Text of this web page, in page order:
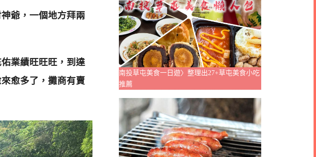
爺，一個地方拜兩
業績旺旺旺， 到達
愈多了， 攤商有賣
南投草屯美食一日遊〉整理出27+草屯美食小吃
推薦